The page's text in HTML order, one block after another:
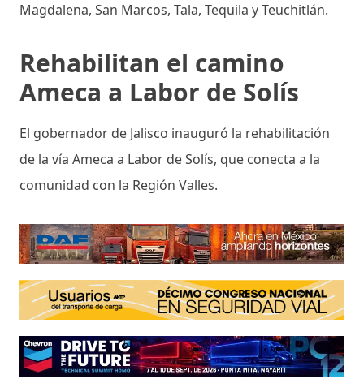
Magdalena, San Marcos, Tala, Tequila y Teuchitlán.
Rehabilitan el camino
Ameca a Labor de Solís
El gobernador de Jalisco inauguró la rehabilitación
de la vía Ameca a Labor de Solís, que conecta a la
comunidad con la Región Valles.